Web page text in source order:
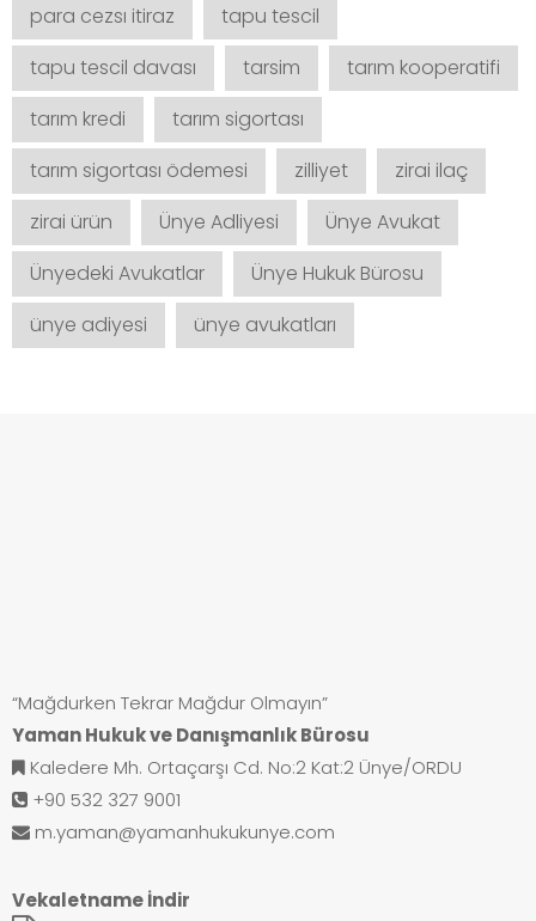
para cezsı itiraz
tapu tescil
tapu tescil davası
tarsim
tarım kooperatifi
tarım kredi
tarım sigortası
tarım sigortası ödemesi
zilliyet
zirai ilaç
zirai ürün
Ünye Adliyesi
Ünye Avukat
Ünyedeki Avukatlar
Ünye Hukuk Bürosu
ünye adiyesi
ünye avukatları
“Mağdurken Tekrar Mağdur Olmayın”
Yaman Hukuk ve Danışmanlık Bürosu
Kaledere Mh. Ortaçarşı Cd. No:2 Kat:2 Ünye/ORDU
+90 532 327 9001
m.yaman@yamanhukukunye.com
Vekaletname İndir